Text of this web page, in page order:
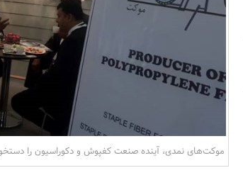
موکت‌های نمدی، آینده صنعت کفپوش و دکوراسیون را